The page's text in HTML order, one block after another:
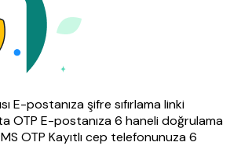
E-postanıza şifre sıfırlama linki
OTP E-postanıza 6 haneli doğrulama
OTP Kayıtlı cep telefonunuza 6